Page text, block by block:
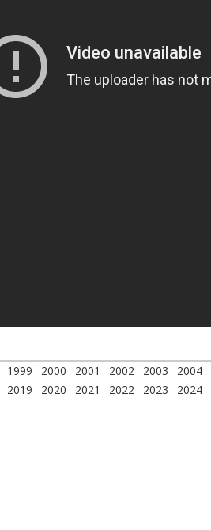
1999 2000 2001 2002 2003 2004
2019 2020 2021 2022 2023 2024